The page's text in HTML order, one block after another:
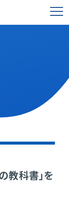
教科書」を